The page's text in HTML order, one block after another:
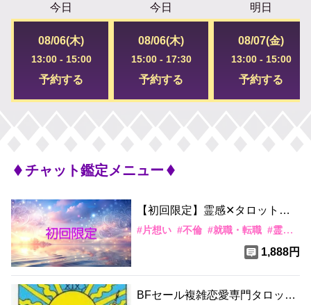
今日
08/06(木)
13:00- 15:00
予約する
今日
08/06(木)
15:00- 17:30
予約する
明日
08/07(金)
13:00- 15:00
予約する
チャット鑑定メニュー
【初回限定】 霊感✕タロットで
鑑定します
#片想い #不倫 #就職・転職 #霊感・霊視
1,888円
BFセール複雑恋愛専門タロット